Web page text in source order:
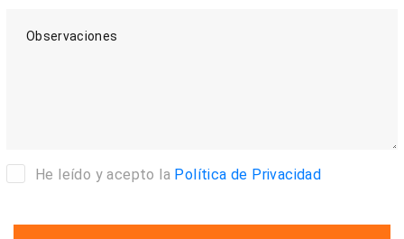
Observaciones
He leído y acepto la Política de Privacidad